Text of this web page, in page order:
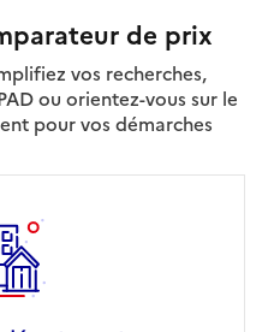
de prix
vos recherches,
ou orientez-vous sur le
pour vos démarches